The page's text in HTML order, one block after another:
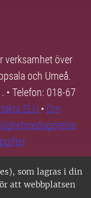
som lagras i din
att webbplatsen
verksamhet över
och Umeå.
• Telefon: 018-67
SLU • Om